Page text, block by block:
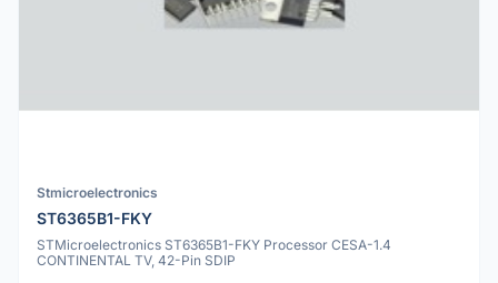
Stmicroelectronics
ST6365B1-FKY
STMicroelectronics ST6365B1-FKY Processor CESA-1.4
CONTINENTAL TV, 42-Pin SDIP